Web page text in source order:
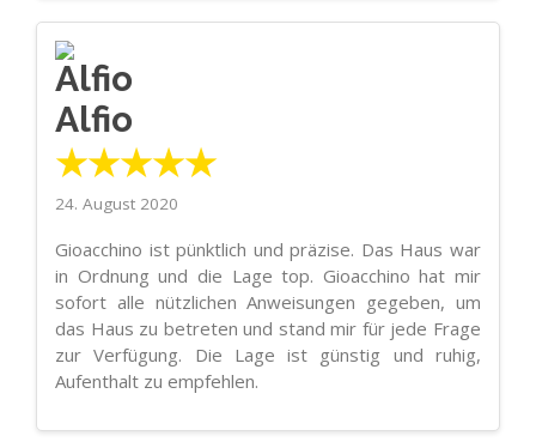
Alfio
★★★★★
24. August 2020
Gioacchino ist pünktlich und präzise. Das Haus war
in Ordnung und die Lage top. Gioacchino hat mir
sofort alle nützlichen Anweisungen gegeben, um
das Haus zu betreten und stand mir für jede Frage
zur Verfügung. Die Lage ist günstig und ruhig,
Aufenthalt zu empfehlen.